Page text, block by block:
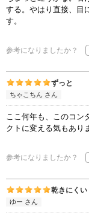
する。やはり直接、目
す。
参考になりましたか？
ずっと
ちゃこちん さん
ここ何年も、このコン
クトに変える気もあり
参考になりましたか？
乾きにくい
ゆー さん